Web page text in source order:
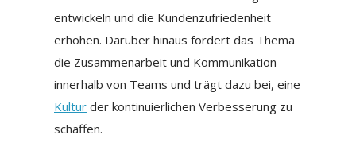
entwickeln und die Kundenzufriedenheit
erhöhen. Darüber hinaus fördert das Thema
die Zusammenarbeit und Kommunikation
innerhalb von Teams und trägt dazu bei, eine
Kultur der kontinuierlichen Verbesserung zu
schaffen.